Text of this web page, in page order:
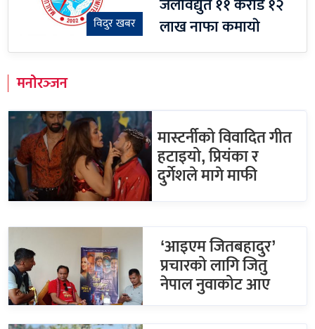
विदुर खबर
लाख नाफा कमायाे
मनोरञ्जन
मास्टर्नीको विवादित गीत
हटाइयो, प्रियंका र
दुर्गेशले मागे माफी
‘आइएम जितबहादुर’
प्रचारको लागि जितु
नेपाल नुवाकोट आए